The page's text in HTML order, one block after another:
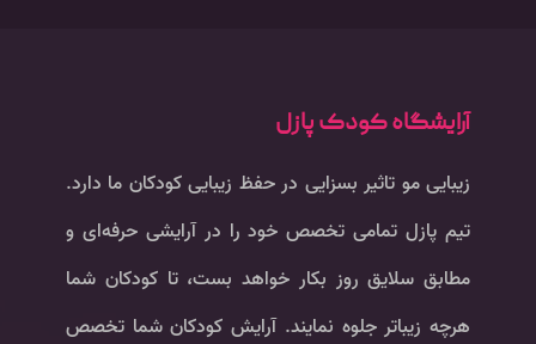
آرایشگاه کودک پازل
زیبایی مو تاثیر بسزایی در حفظ زیبایی کودکان ما دارد.
تیم پازل تمامی تخصص خود را در آرایشی حرفه‌ای و
مطابق سلایق روز بکار خواهد بست، تا کودکان شما
هرچه زیباتر جلوه نمایند. آرایش کودکان شما تخصص